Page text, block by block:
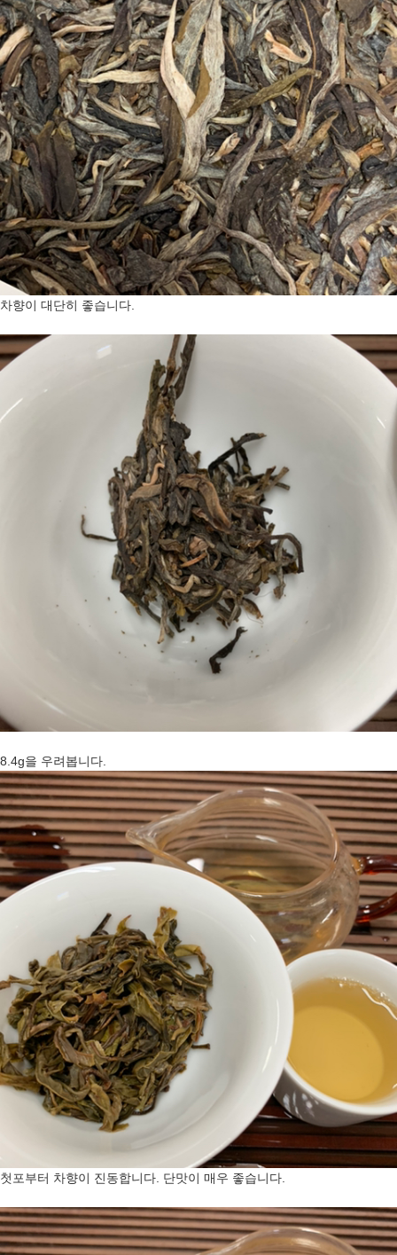
차향이 대단히 좋습니다.
8.4g을 우려봅니다.
첫포부터 차향이 진동합니다. 단맛이 매우 좋습니다.